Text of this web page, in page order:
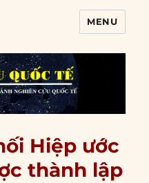
MENU
Hiệp ước
thành lập